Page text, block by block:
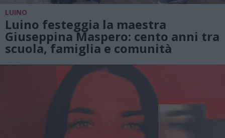
LUINO
Luino festeggia la maestra
Giuseppina Maspero: cento anni tra
scuola, famiglia e comunità